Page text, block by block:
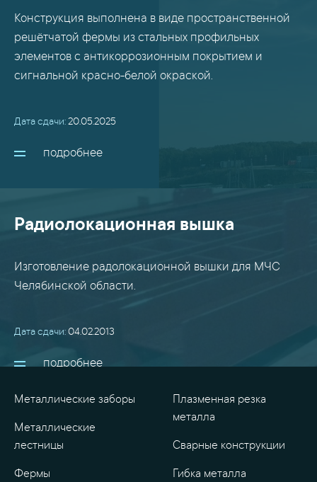
Конструкция выполнена в виде пространственной
решётчатой фермы из стальных профильных
элементов с антикоррозионным покрытием и
сигнальной красно-белой окраской.
Дата сдачи:20.05.2025
подробнее
Радиолокационная вышка
Изготовление радолокационной вышки для МЧС
Челябинской области.
Дата сдачи:04.02.2013
подробнее
Металлические заборы
Металлические
лестницы
Фермы
Плазменная резка
металла
Сварные конструкции
Гибка металла